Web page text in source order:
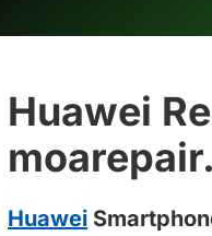
Huawei
Huawei